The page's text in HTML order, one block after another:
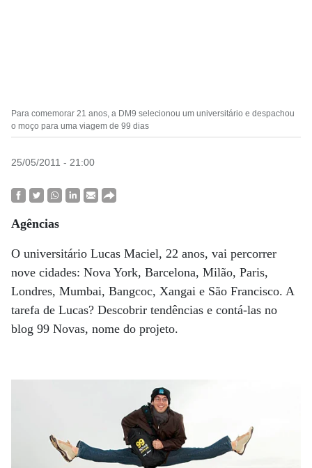
Para comemorar 21 anos, a DM9 selecionou um universitário e despachou
o moço para uma viagem de 99 dias
25/05/2011 - 21:00
Agências
O universitário Lucas Maciel, 22 anos, vai percorrer
nove cidades: Nova York, Barcelona, Milão, Paris,
Londres, Mumbai, Bangcoc, Xangai e São Francisco. A
tarefa de Lucas? Descobrir tendências e contá-las no
blog 99 Novas, nome do projeto.